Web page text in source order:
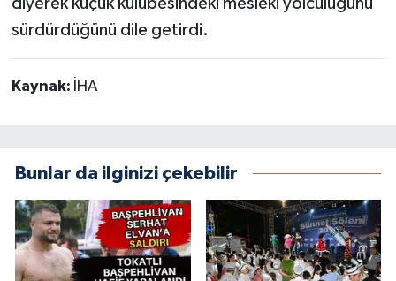
sürdürdüğünü dile getirdi.
Kaynak: İHA
Bunlar da ilginizi çekebilir